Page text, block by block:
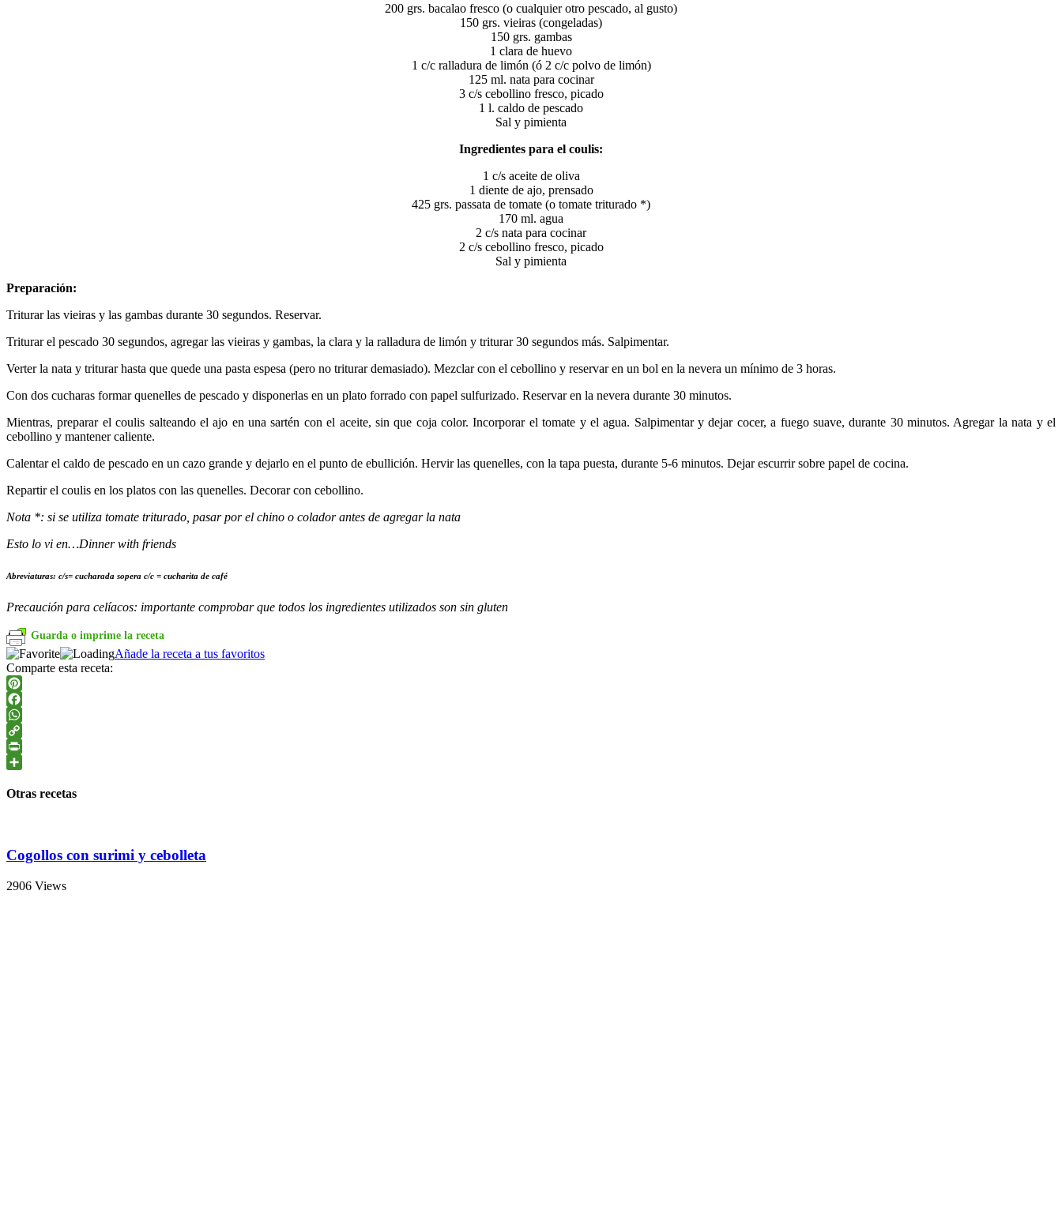
200 grs. bacalao fresco (o cualquier otro pescado, al gusto)
150 grs. vieiras (congeladas)
150 grs. gambas
1 clara de huevo
1 c/c ralladura de limón (ó 2 c/c polvo de limón)
125 ml. nata para cocinar
3 c/s cebollino fresco, picado
1 l. caldo de pescado
Sal y pimienta
Ingredientes para el coulis:
1 c/s aceite de oliva
1 diente de ajo, prensado
425 grs. passata de tomate (o tomate triturado *)
170 ml. agua
2 c/s nata para cocinar
2 c/s cebollino fresco, picado
Sal y pimienta
Preparación:
Triturar las vieiras y las gambas durante 30 segundos. Reservar.
Triturar el pescado 30 segundos, agregar las vieiras y gambas, la clara y la ralladura de limón y triturar 30 segundos más. Salpimentar.
Verter la nata y triturar hasta que quede una pasta espesa (pero no triturar demasiado). Mezclar con el cebollino y reservar en un bol en la nevera un mínimo de 3 horas.
Con dos cucharas formar quenelles de pescado y disponerlas en un plato forrado con papel sulfurizado. Reservar en la nevera durante 30 minutos.
Mientras, preparar el coulis salteando el ajo en una sartén con el aceite, sin que coja color. Incorporar el tomate y el agua. Salpimentar y dejar cocer, a fuego suave, durante 30 minutos. Agregar la nata y el
cebollino y mantener caliente.
Calentar el caldo de pescado en un cazo grande y dejarlo en el punto de ebullición. Hervir las quenelles, con la tapa puesta, durante 5-6 minutos. Dejar escurrir sobre papel de cocina.
Repartir el coulis en los platos con las quenelles. Decorar con cebollino.
Nota *: si se utiliza tomate triturado, pasar por el chino o colador antes de agregar la nata
Esto lo vi en…Dinner with friends
Abreviaturas: c/s= cucharada sopera c/c = cucharita de café
Precaución para celíacos: importante comprobar que todos los ingredientes utilizados son sin gluten
Guarda o imprime la receta
Añade la receta a tus favoritos
Comparte esta receta:
Pinterest
Facebook
WhatsApp
Copy
Link
PrintFriendly
Otras recetas
Cogollos con surimi y cebolleta
2906 Views